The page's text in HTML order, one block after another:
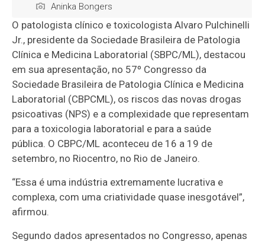
Aninka Bongers
O patologista clínico e toxicologista Alvaro Pulchinelli
Jr., presidente da Sociedade Brasileira de Patologia
Clínica e Medicina Laboratorial (SBPC/ML), destacou
em sua apresentação, no 57º Congresso da
Sociedade Brasileira de Patologia Clínica e Medicina
Laboratorial (CBPCML), os riscos das novas drogas
psicoativas (NPS) e a complexidade que representam
para a toxicologia laboratorial e para a saúde
pública. O CBPC/ML aconteceu de 16 a 19 de
setembro, no Riocentro, no Rio de Janeiro.
“Essa é uma indústria extremamente lucrativa e
complexa, com uma criatividade quase inesgotável”,
afirmou.
Segundo dados apresentados no Congresso, apenas